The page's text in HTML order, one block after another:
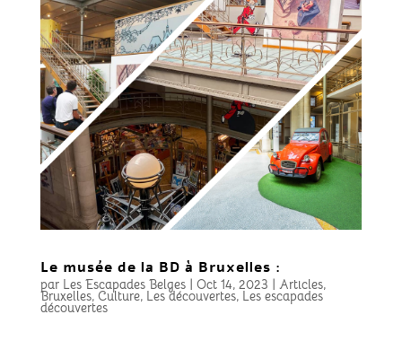
Le musée de la BD à Bruxelles :
par Les Escapades Belges| Oct 14, 2023 Articles,
Bruxelles, Culture, Les découvertes, Les escapades
découvertes